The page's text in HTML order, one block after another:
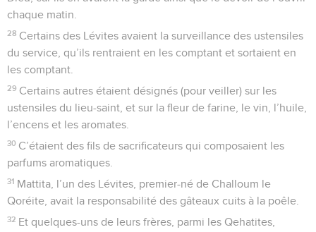
chaque matin.
28 Certains des Lévites avaient la surveillance des ustensiles
du service, qu’ils rentraient en les comptant et sortaient en
les comptant.
29 Certains autres étaient désignés (pour veiller) sur les
ustensiles du lieu-saint, et sur la fleur de farine, le vin, l’huile,
l’encens et les aromates.
30 C’étaient des fils de sacrificateurs qui composaient les
parfums aromatiques.
31 Mattita, l’un des Lévites, premier-né de Challoum le
Qoréite, avait la responsabilité des gâteaux cuits à la poêle.
32 Et quelques-uns de leurs frères, parmi les Qehatites,